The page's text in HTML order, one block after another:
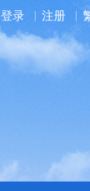
登录 注册